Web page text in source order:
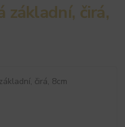
základní, čirá,